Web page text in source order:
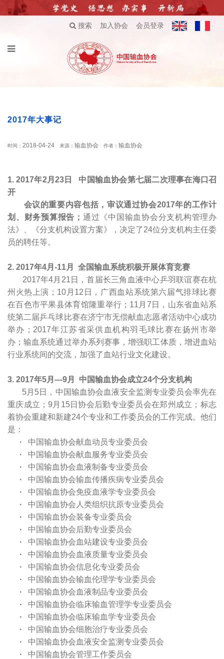
搜索 加入协会 会员登录
2017年大事记
时间： 2018-04-24 来源： 输血协会 作者： 输血协会
1. 2017年2月23日 中国输血协会第七届二次理事在海口召
开
会议的重要内容包括，审议通过协会2017年的工作计
划、财务预算报告； 通过《中国输血协会分支机构管理办
法》、《分支机构设置方案》，决定了24位分支机构主任委
员的聘任等。
2. 2017年4月-11月
全国输血系统积极开展体育竞赛
2017年4月21日，首届长三角血液中心乒羽联谊赛在杭
州火热上演；10月12日，广西血站系统第六届气排球比赛
在百色市平果县体育馆隆重举行；11月7日，山东省血站系
统第二届乒乓球比赛在济宁市无偿献血志愿者活动中心成功
举办；2017年江苏省采供血机构羽毛球比赛在扬州市举
办；输血系统通过举办系列赛事，增强职工体质，增进血站
行业系统间的交流，加强了血站行业文化建设。
3. 2017年5月—9月 中国输血协会成立24个分支机构
5月5日，中国输血协会血液安全监测专业委员会率先在
重庆成立；9月15日协会后勤专业委员会在郑州成立；标志
着协会重建和新建24个专业和工作委员会的工作完成。他们
是：
·
中国输血协会献血动员专业委员会
·
中国输血协会献血服务专业委员会
·
中国输血协会血液制备专业委员会
·
中国输血协会输血传播疾病专业委员会
·
中国输血协会免疫血液学专业委员会
·
中国输血协会人类组织抗原专业委员会
·
中国输血协会装备专业委员会
·
中国输血协会后勤专业委员会
·
中国输血协会血站建设专业委员会
·
中国输血协会血液质量专业委员会
·
中国输血协会信息化专业委员会
·
中国输血协会输血伦理学专业委员会
·
中国输血协会血液制品专业委员会
·
中国输血协会临床输血管理学专业委员会
·
中国输血协会临床输血学专业委员会
·
中国输血协会细胞治疗专业委员会
·
中国输血协会血液安全监测专业委员会
·
中国输血协会管理工作委员会